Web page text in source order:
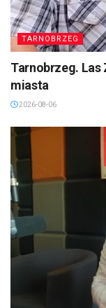
TARNOBRZEG
Tarnobrzeg. Las
miasta
2026-08-06